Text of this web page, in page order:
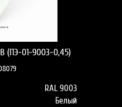
(ПЭ-01-9003-0,45)
RAL 9003
Белый